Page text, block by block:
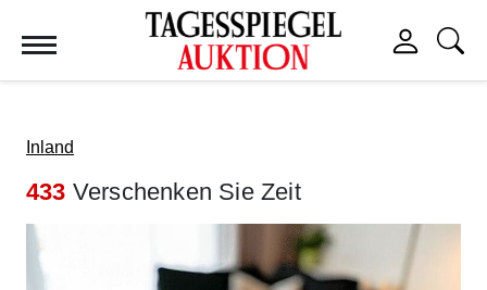
Inland
433 Verschenken Sie Zeit